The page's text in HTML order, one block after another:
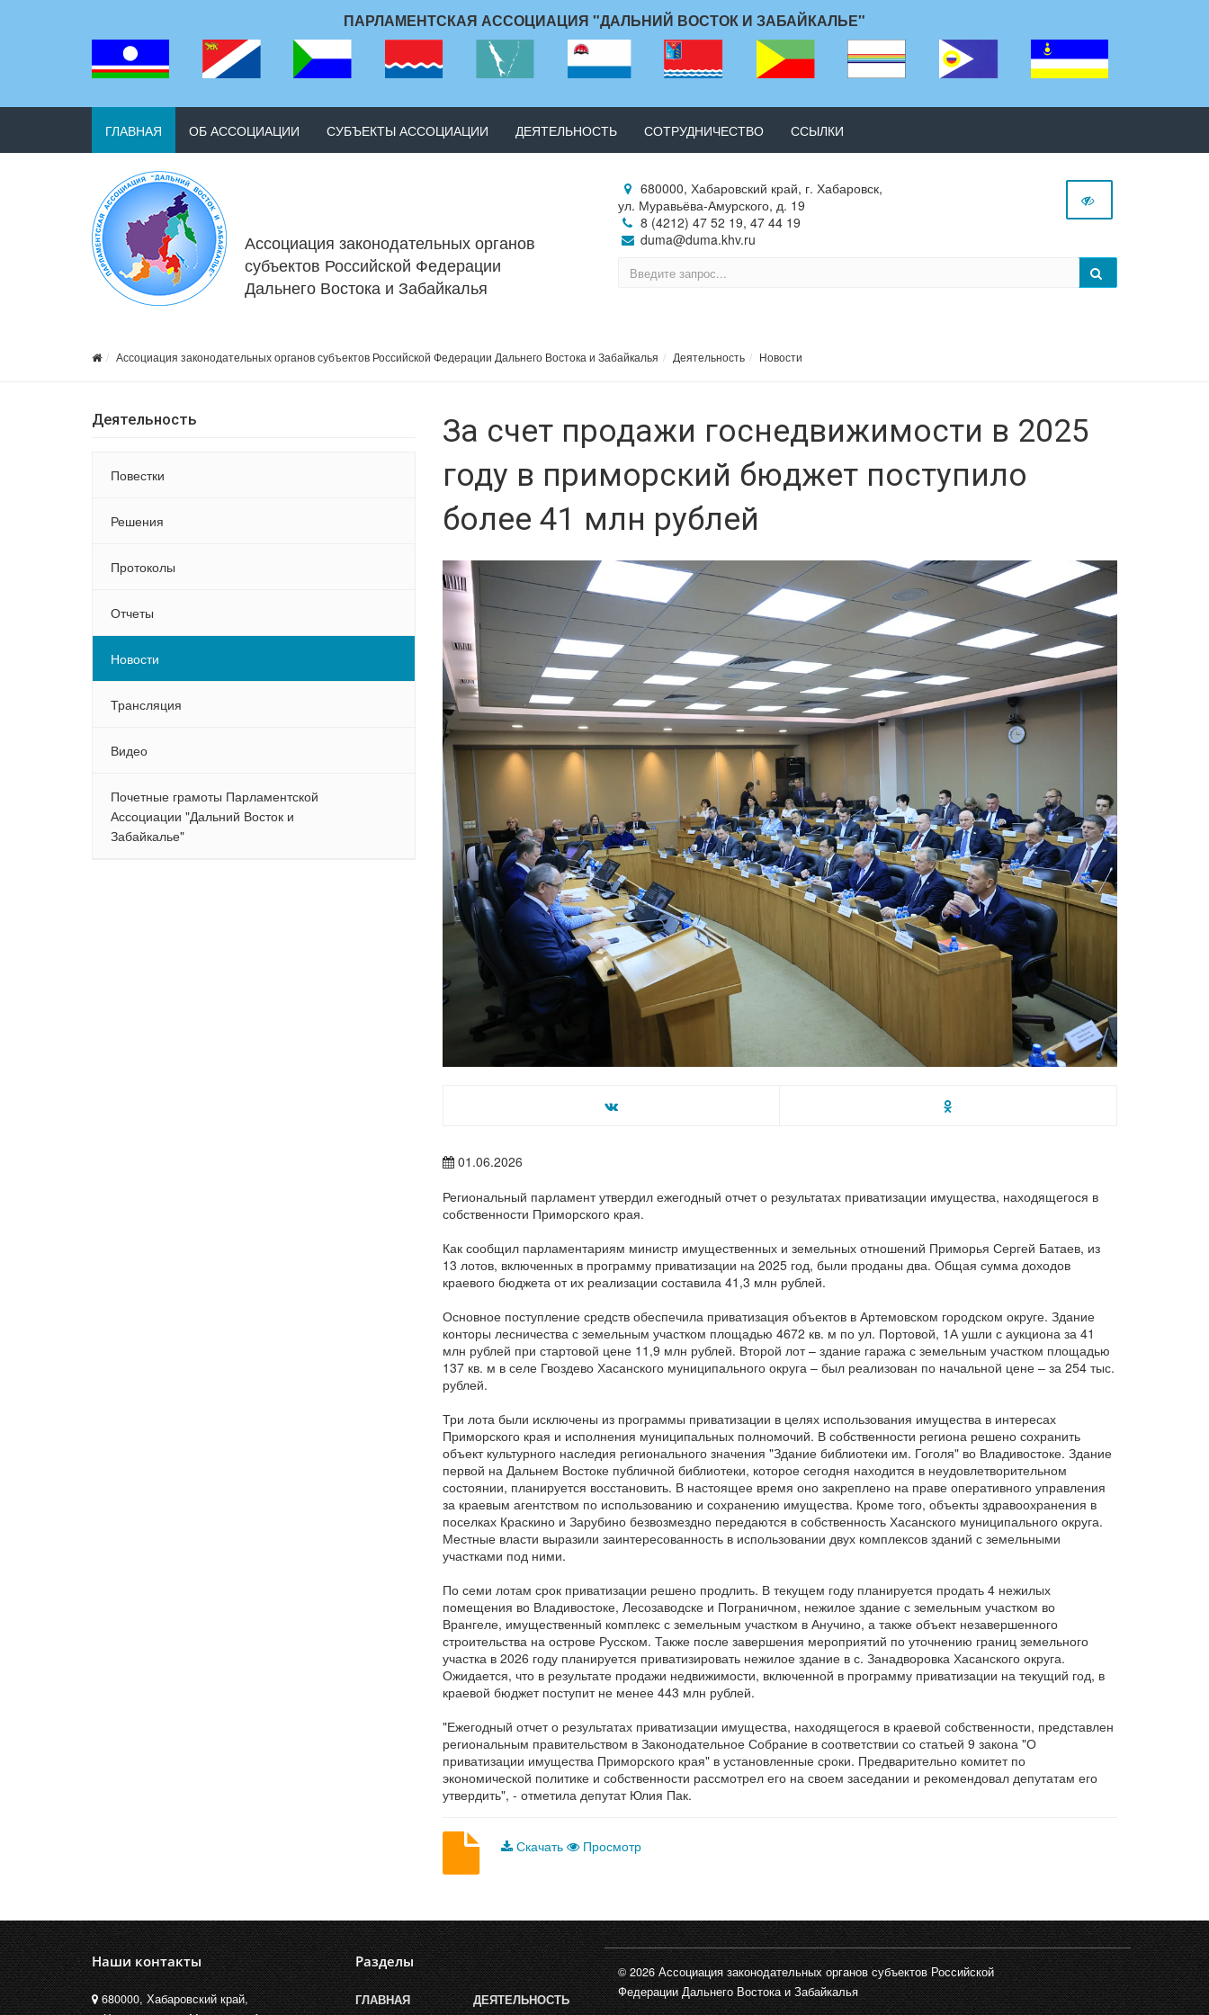
ПАРЛАМЕНТСКАЯ АССОЦИАЦИЯ "ДАЛЬНИЙ ВОСТОК И ЗАБАЙКАЛЬЕ"
ГЛАВНАЯ ОБ АССОЦИАЦИИ СУБЪЕКТЫ АССОЦИАЦИИ ДЕЯТЕЛЬНОСТЬ СОТРУДНИЧЕСТВО ССЫЛКИ
Ассоциация законодательных органов
субъектов Российской Федерации
Дальнего Востока и Забайкалья
680000, Хабаровский край, г. Хабаровск,
ул. Муравьёва-Амурского, д. 19
8 (4212) 47 52 19, 47 44 19
duma@duma.khv.ru
Ассоциация законодательных органов субъектов Российской Федерации Дальнего Востока и Забайкалья Деятельность Новости
Деятельность
Повестки
Решения
Протоколы
Отчеты
Новости
Трансляция
Видео
Почетные грамоты Парламентской
Ассоциации "Дальний Восток и
Забайкалье"
За счет продажи госнедвижимости в 2025
году в приморский бюджет поступило
более 41 млн рублей
01.06.2026
Региональный парламент утвердил ежегодный отчет о результатах приватизации имущества, находящегося в
собственности Приморского края.
Как сообщил парламентариям министр имущественных и земельных отношений Приморья Сергей Батаев, из
13 лотов, включенных в программу приватизации на 2025 год, были проданы два. Общая сумма доходов
краевого бюджета от их реализации составила 41,3 млн рублей.
Основное поступление средств обеспечила приватизация объектов в Артемовском городском округе. Здание
конторы лесничества с земельным участком площадью 4672 кв. м по ул. Портовой, 1А ушли с аукциона за 41
млн рублей при стартовой цене 11,9 млн рублей. Второй лот – здание гаража с земельным участком площадью
137 кв. м в селе Гвоздево Хасанского муниципального округа – был реализован по начальной цене – за 254 тыс.
рублей.
Три лота были исключены из программы приватизации в целях использования имущества в интересах
Приморского края и исполнения муниципальных полномочий. В собственности региона решено сохранить
объект культурного наследия регионального значения "Здание библиотеки им. Гоголя" во Владивостоке. Здание
первой на Дальнем Востоке публичной библиотеки, которое сегодня находится в неудовлетворительном
состоянии, планируется восстановить. В настоящее время оно закреплено на праве оперативного управления
за краевым агентством по использованию и сохранению имущества. Кроме того, объекты здравоохранения в
поселках Краскино и Зарубино безвозмездно передаются в собственность Хасанского муниципального округа.
Местные власти выразили заинтересованность в использовании двух комплексов зданий с земельными
участками под ними.
По семи лотам срок приватизации решено продлить. В текущем году планируется продать 4 нежилых
помещения во Владивостоке, Лесозаводске и Пограничном, нежилое здание с земельным участком во
Врангеле, имущественный комплекс с земельным участком в Анучино, а также объект незавершенного
строительства на острове Русском. Также после завершения мероприятий по уточнению границ земельного
участка в 2026 году планируется приватизировать нежилое здание в с. Занадворовка Хасанского округа.
Ожидается, что в результате продажи недвижимости, включенной в программу приватизации на текущий год, в
краевой бюджет поступит не менее 443 млн рублей.
"Ежегодный отчет о результатах приватизации имущества, находящегося в краевой собственности, представлен
региональным правительством в Законодательное Собрание в соответствии со статьей 9 закона "О
приватизации имущества Приморского края" в установленные сроки. Предварительно комитет по
экономической политике и собственности рассмотрел его на своем заседании и рекомендовал депутатам его
утвердить", - отметила депутат Юлия Пак.
Скачать Просмотр
Наши контакты
680000, Хабаровский край,
Разделы
ГЛАВНАЯ
ДЕЯТЕЛЬНОСТЬ
© 2026 Ассоциация законодательных органов субъектов Российской
Федерации Дальнего Востока и Забайкалья